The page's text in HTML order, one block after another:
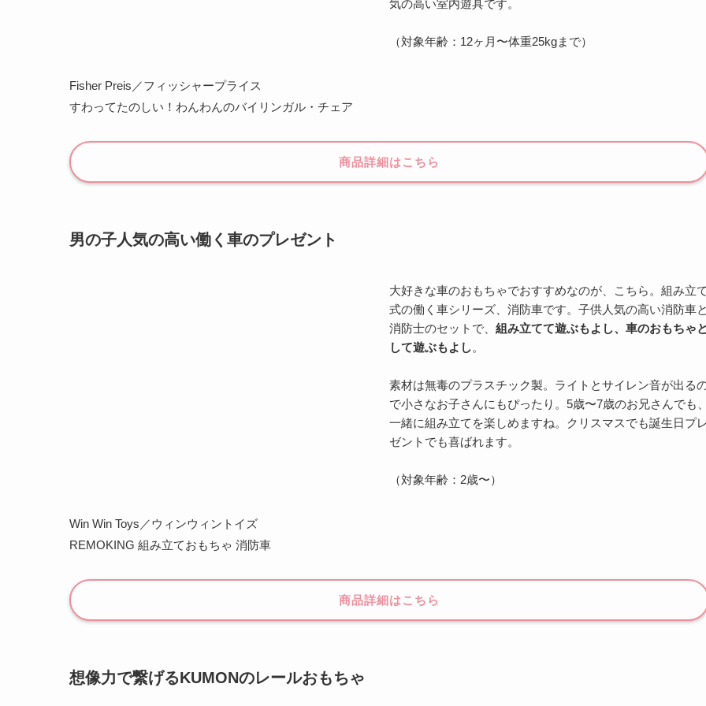
気の高い室内遊具です。
（対象年齢：12ヶ月〜体重25kgまで）
Fisher Preis／フィッシャープライス
すわってたのしい！わんわんのバイリンガル・チェア
商品詳細はこちら
男の子人気の高い働く車のプレゼント
大好きな車のおもちゃでおすすめなのが、こちら。組み立て
式の働く車シリーズ、消防車です。子供人気の高い消防車と
消防士のセットで、 組み立てて遊ぶもよし、車のおもちゃと
して遊ぶもよし。
素材は無毒のプラスチック製。ライトとサイレン音が出る
で小さなお子さんにもぴったり。5歳〜7歳のお兄さんでも、
一緒に組み立てを楽しめますね。クリスマスでも誕生日プレ
ゼントでも喜ばれます。
（対象年齢：2歳〜）
Win Win Toys／ウィンウィントイズ
REMOKING 組み立ておもちゃ 消防車
商品詳細はこちら
想像力で繋げるKUMONのレールおもちゃ